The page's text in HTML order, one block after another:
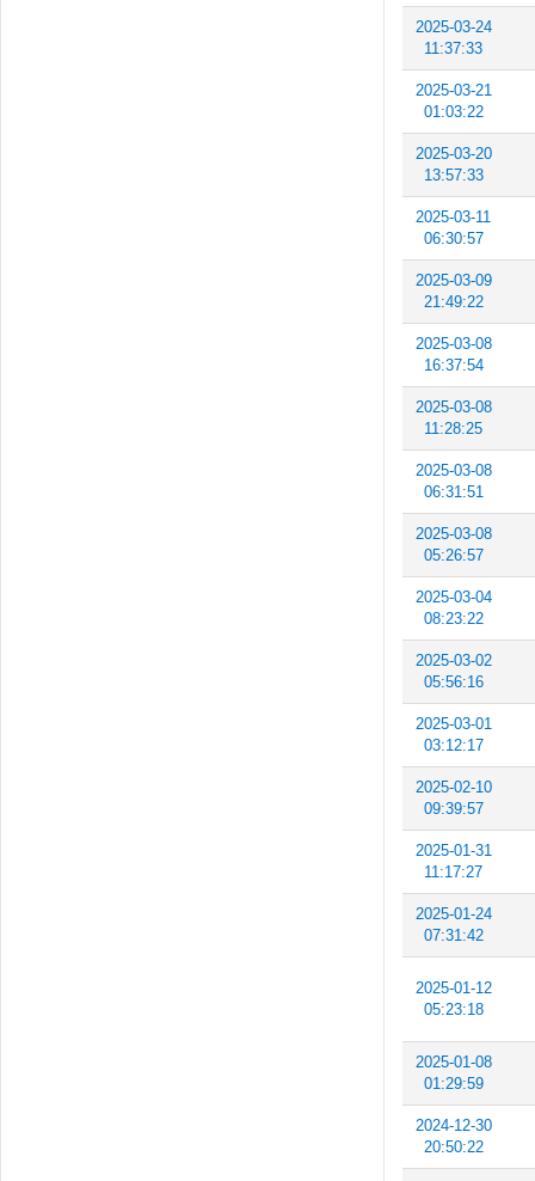
2025-03-24
11:37:33
2025-03-21
01:03:22
2025-03-20
13:57:33
2025-03-11
06:30:57
2025-03-09
21:49:22
2025-03-08
16:37:54
2025-03-08
11:28:25
2025-03-08
06:31:51
2025-03-08
05:26:57
2025-03-04
08:23:22
2025-03-02
05:56:16
2025-03-01
03:12:17
2025-02-10
09:39:57
2025-01-31
11:17:27
2025-01-24
07:31:42
2025-01-12
05:23:18
2025-01-08
01:29:59
2024-12-30
20:50:22